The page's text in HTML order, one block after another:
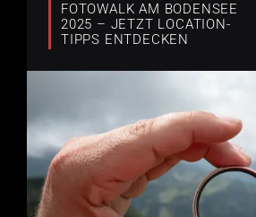
FOTOWALK AM BODENSEE
2025 – JETZT LOCATION-
TIPPS ENTDECKEN